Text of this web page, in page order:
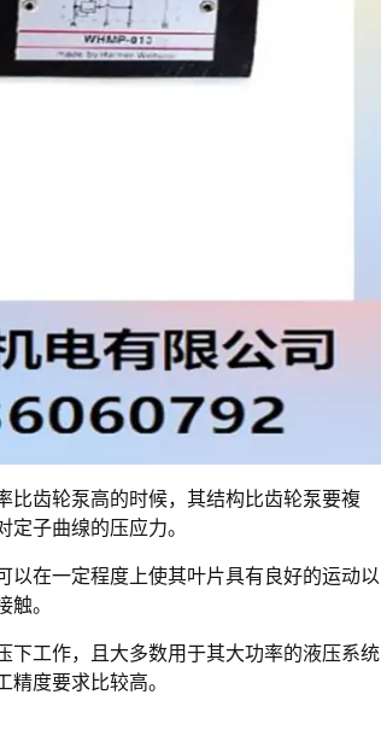
比齿轮泵高的时候，其结构比齿轮泵要複
子曲缐的压应力。
以在一定程度上使其叶片具有良好的运动以
。
下工作，且大多数用于其大功率的液压系统
度要求比较高。